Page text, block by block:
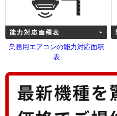
業務用エアコンの能力対応面積
表